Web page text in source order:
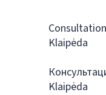
Klaipėda
Klaipėda